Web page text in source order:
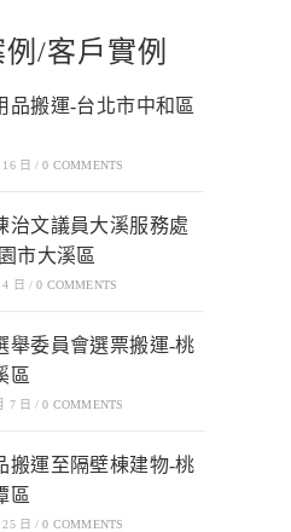
/客戶實例
品搬運-台北市中和區
日 / 0 COMMENTS
治文議員大溪服務處
市大溪區
日 / 0 COMMENTS
舉委員會選票搬運-桃
區
7 日 / 0 COMMENTS
搬運至隔壁棟建物-桃
區
日 / 0 COMMENTS